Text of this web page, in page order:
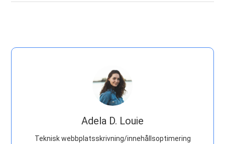
Adela D. Louie
Teknisk webbplatsskrivning/innehållsoptimering